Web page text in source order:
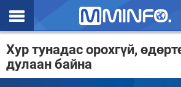
Эхлэл
Цаг агаар
Хур тунадас орохгүй,
дулаан байна